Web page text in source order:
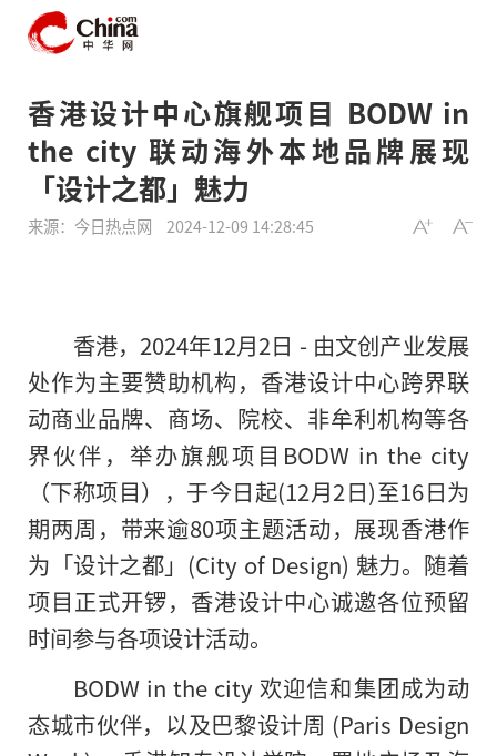
香港设计中心旗舰项目 BODW in
the city 联动海外本地品牌展现
「设计之都」魅力
来源：今日热点网 2024-12-09 14:28:45
香港，2024年12月2日 - 由文创产业发展
处作为主要赞助机构，香港设计中心跨界联
动商业品牌、商场、院校、非牟利机构等各
界伙伴，举办旗舰项目BODW in the city
（下称项目），于今日起(12月2日)至16日为
期两周，带来逾80项主题活动，展现香港作
为「设计之都」(City of Design) 魅力。随着
项目正式开锣，香港设计中心诚邀各位预留
时间参与各项设计活动。
BODW in the city 欢迎信和集团成为动
态城市伙伴，以及巴黎设计周 (Paris Design